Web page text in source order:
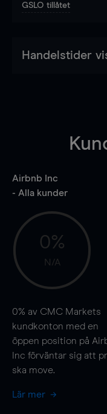
GSLO tillåtet
Handelstider
Airbnb Inc
- Alla kunder
0%
N/A
0% av CMC Markets
kundkonton med en
öppen position på
Inc förväntar sig att
ska move.
Lär mer